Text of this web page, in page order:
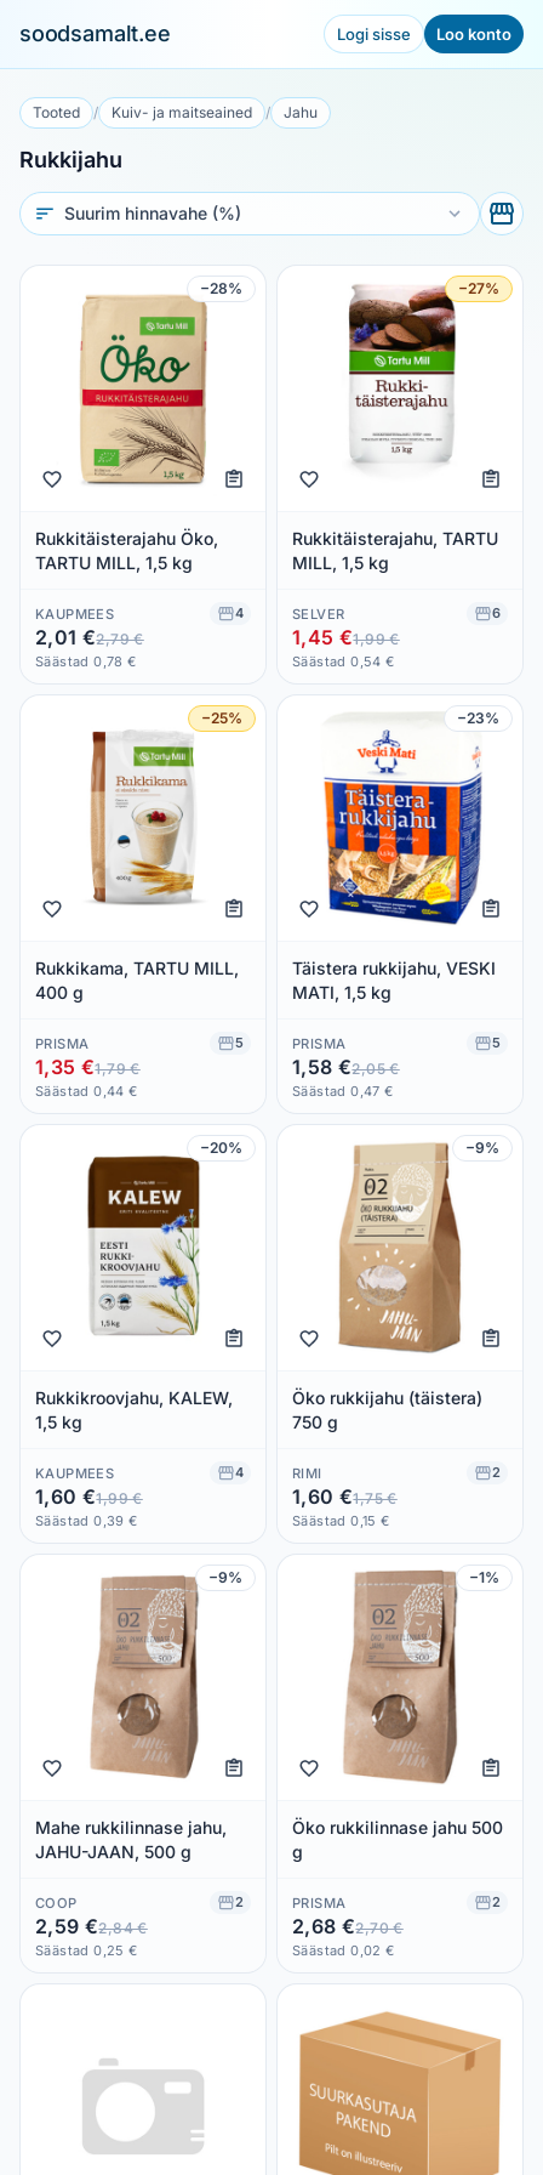
soodsamalt.ee Logi sisse Loo konto
Tooted / Kuiv- ja maitseained / Jahu
Rukkijahu
Sorteeri
−28%
Rukkitäisterajahu Öko,
TARTU MILL, 1,5 kg
KAUPMEES 4
2,01 €2,79 €
Säästad 0,78 €
−27%
Rukkitäisterajahu, TARTU
MILL, 1,5 kg
SELVER 6
1,45 €1,99 €
Säästad 0,54 €
−25%
Rukkikama, TARTU MILL,
400 g
PRISMA 5
1,35 €1,79 €
Säästad 0,44 €
−23%
Täistera rukkijahu, VESKI
MATI, 1,5 kg
PRISMA 5
1,58 €2,05 €
Säästad 0,47 €
−20%
Rukkikroovjahu, KALEW,
1,5 kg
KAUPMEES 4
1,60 €1,99 €
Säästad 0,39 €
−9%
Öko rukkijahu (täistera)
750 g
RIMI 2
1,60 €1,75 €
Säästad 0,15 €
−9%
Mahe rukkilinnase jahu,
JAHU-JAAN, 500 g
COOP 2
2,59 €2,84 €
Säästad 0,25 €
−1%
Öko rukkilinnase jahu 500
g
PRISMA 2
2,68 €2,70 €
Säästad 0,02 €